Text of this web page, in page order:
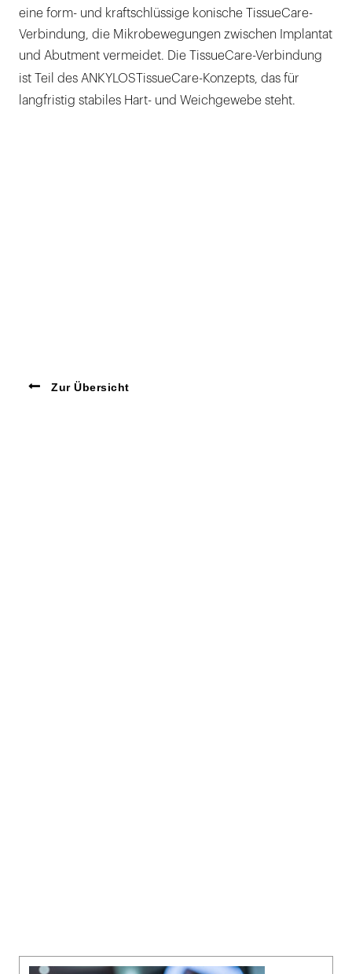
eine form- und kraftschlüssige konische TissueCare-
Verbindung, die Mikrobewegungen zwischen Implantat
und Abutment vermeidet. Die TissueCare-Verbindung
ist Teil des ANKYLOS TissueCare-Konzepts, das für
langfristig stabiles Hart- und Weichgewebe steht.
Zur Übersicht